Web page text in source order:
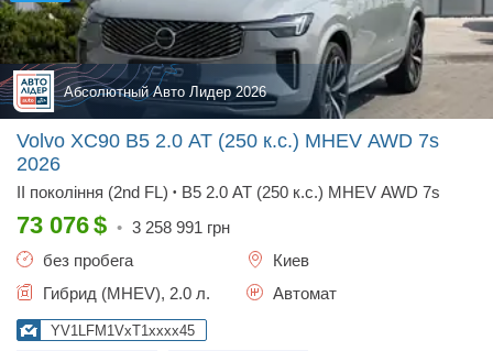
Абсолютный Авто Лидер 2026
Volvo XC90 B5 2.0 AT (250 к.с.) MHEV AWD 7s
2026
II покоління (2nd FL) • B5 2.0 AT (250 к.с.) MHEV AWD 7s
73 076$ • 3 258 991 грн
без пробега
Киев
Гибрид (MHEV), 2.0 л.
Автомат
YV1LFM1VxT1xxxx45